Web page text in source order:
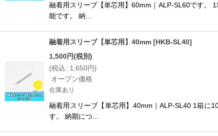
融着用スリーブ【単芯用】60mm｜ALP-SL60です。
能です。 納…
融着用スリーブ【単芯用】40mm [HKB-SL40]
1,500円(税別)
(税込: 1,650円)
オープン価格
在庫あり
融着用スリーブ【単芯用】40mm｜ALP-SL40 1箱に
す。 納期につ…